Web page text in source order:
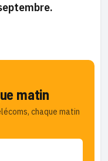
matin
chaque matin